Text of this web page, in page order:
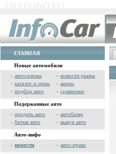
ГЛАВНАЯ
Новые автомобили
» автосалоны » новости рынка
» каталог и цены » акции
» подбор авто » сравнение
Подержанные авто
» продать авто » автобазар
» битые авто » выкуп авто
Авто-инфо
» новости » авто-право